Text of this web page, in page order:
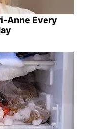
Anne Every